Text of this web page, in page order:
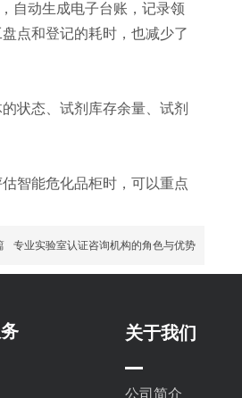
自动生成电子台账，记录领
点和登记的耗时，也减少了
状态、试剂库存余量、试剂
智能危化品柜时，可以重点
专业实验室认证咨询机构的角色与优势
关于我们
公司简介